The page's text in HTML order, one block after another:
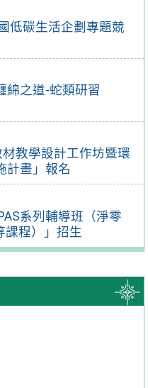
低碳生活企劃專題競
綿之道-蛇類研習
材教學設計工作坊暨環
計畫」報名
系列輔導班（淨零
課程）」招生